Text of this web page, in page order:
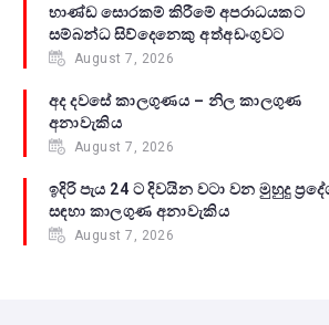
භාණ්ඩ සොරකම් කිරීමේ අපරාධයකට
සම්බන්ධ සිව්දෙනෙකු අත්අඩංගුවට
August 7, 2026
අද දවසේ කාලගුණය – නිල කාලගුණ
අනාවැකිය
August 7, 2026
ඉදිරි පැය 24 ට දිවයින වටා වන මුහුදු
සඳහා කාලගුණ අනාවැකිය
August 7, 2026